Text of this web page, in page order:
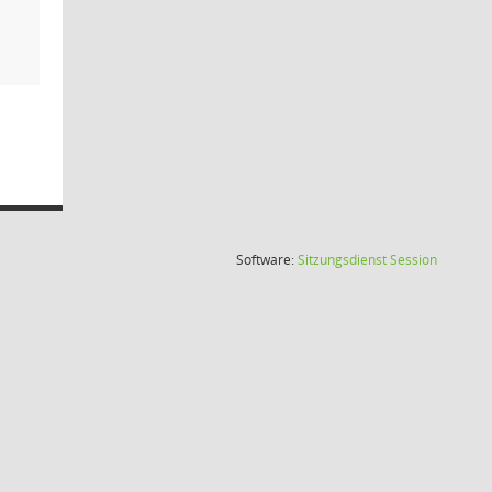
Software:SitzungsdienstSession(Wird in